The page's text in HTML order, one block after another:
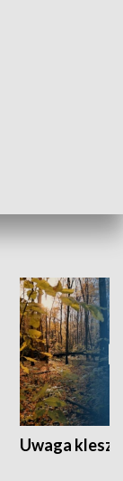
Uwaga